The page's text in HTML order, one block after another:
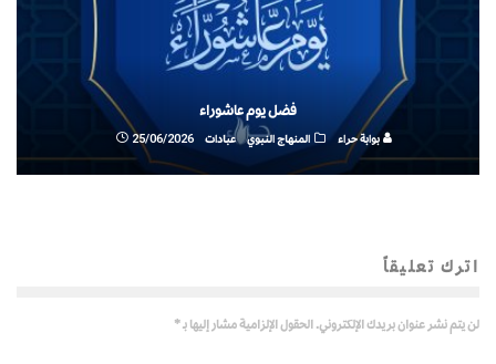
فضل يوم عاشوراء
بوابة حراء المنهاج النبوي عبادات 25/06/2026
اترك تعليقاً
لن يتم نشر عنوان بريدك الإلكتروني. الحقول الإلزامية مشار إليها بـ*